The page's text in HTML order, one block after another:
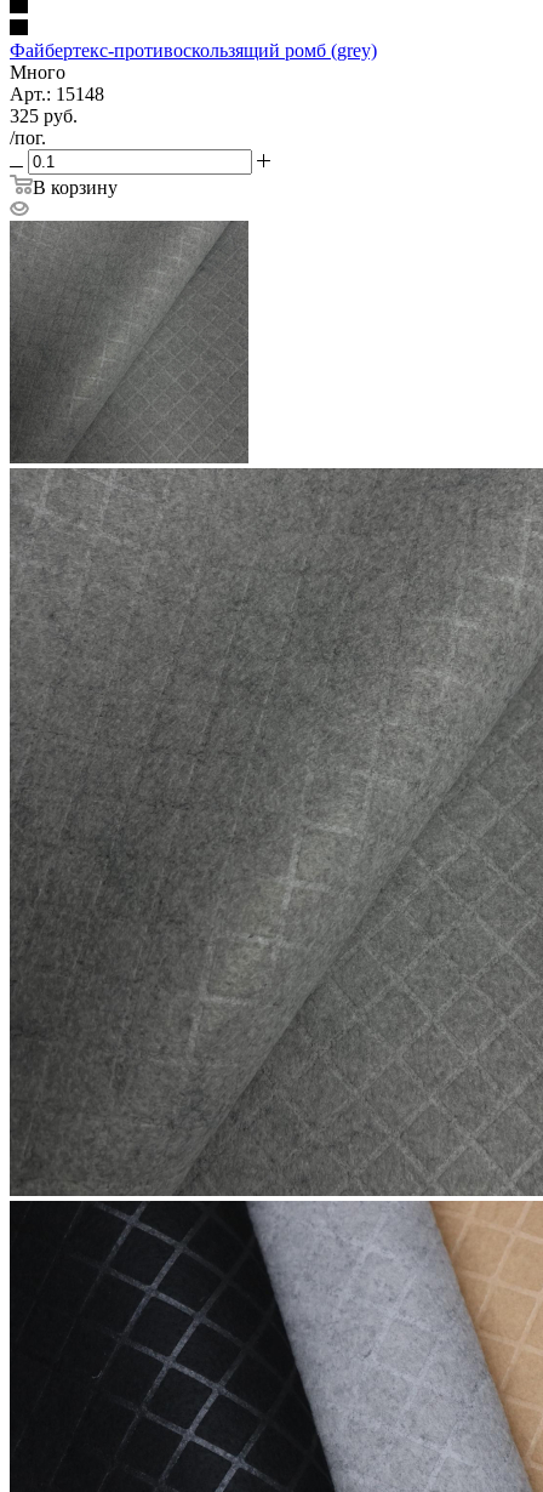
Файбертекс-противоскользящий ромб (grey)
Много
Арт.: 15148
325 руб.
/пог.
В корзину